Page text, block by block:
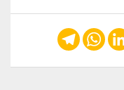
WhatsApp
Telegram